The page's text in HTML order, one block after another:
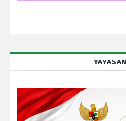
YAYASAN